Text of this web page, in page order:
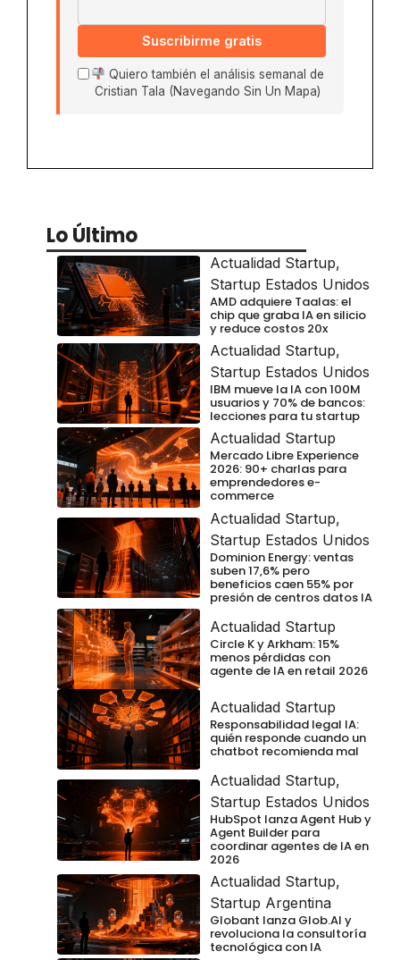
Suscribirme gratis
Quiero también el análisis semanal de
Cristian Tala (Navegando Sin Un Mapa)
Lo Último
Actualidad Startup,
Startup Estados Unidos
AMD adquiere Taalas: el
chip que graba IA en silicio
y reduce costos 20x
Actualidad Startup,
Startup Estados Unidos
IBM mueve la IA con 100M
usuarios y 70% de bancos:
lecciones para tu startup
Actualidad Startup
Mercado Libre Experience
2026: 90+ charlas para
emprendedores e-
commerce
Actualidad Startup,
Startup Estados Unidos
Dominion Energy: ventas
suben 17,6% pero
beneficios caen 55% por
presión de centros datos IA
Actualidad Startup
Circle K y Arkham: 15%
menos pérdidas con
agente de IA en retail 2026
Actualidad Startup
Responsabilidad legal IA:
quién responde cuando un
chatbot recomienda mal
Actualidad Startup,
Startup Estados Unidos
HubSpot lanza Agent Hub y
Agent Builder para
coordinar agentes de IA en
2026
Actualidad Startup,
Startup Argentina
Globant lanza Glob.AI y
revoluciona la consultoría
tecnológica con IA